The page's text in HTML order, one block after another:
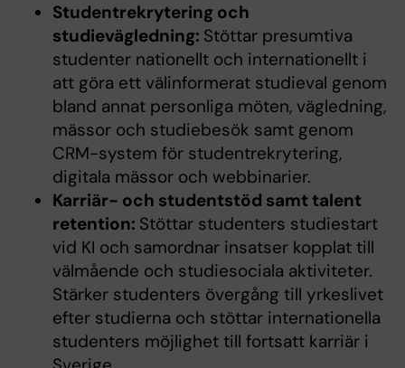
Studentrekrytering och
studievägledning: Stöttar presumtiva
studenter nationellt och internationellt i
att göra ett välinformerat studieval genom
bland annat personliga möten, vägledning,
mässor och studiebesök samt genom
CRM-system för studentrekrytering,
digitala mässor och webbinarier.
Karriär- och studentstöd samt talent
retention: Stöttar studenters studiestart
vid KI och samordnar insatser kopplat till
välmående och studiesociala aktiviteter.
Stärker studenters övergång till yrkeslivet
efter studierna och stöttar internationella
studenters möjlighet till fortsatt karriär i